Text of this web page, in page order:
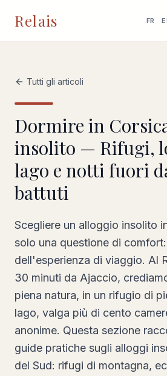
Relais FR
Tutti gli articoli
Dormire in
insolito — Rifugi,
lago e notti fuori
battuti
Scegliere un alloggio insolito
solo una questione di
dell'esperienza di viaggio. Al
30 minuti da Ajaccio,
piena natura, in un rifugio di
lago, valga più di cento
anonime. Questa sezione
guide pratiche sugli alloggi
del Sud: rifugi di montagna,